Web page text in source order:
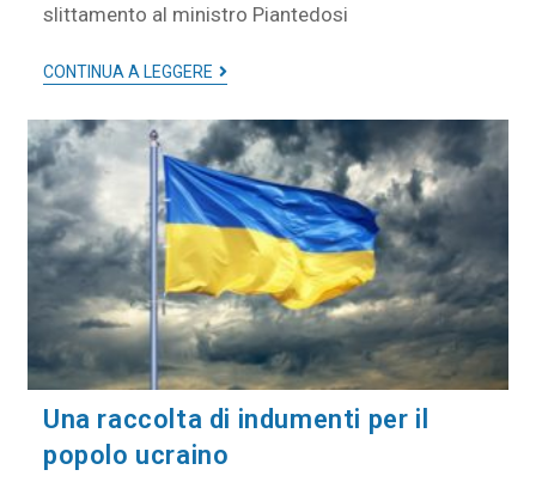
slittamento al ministro Piantedosi
CONTINUA A LEGGERE
Una raccolta di indumenti per il
popolo ucraino